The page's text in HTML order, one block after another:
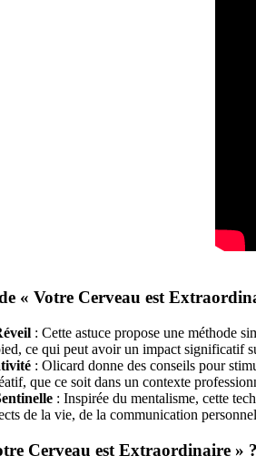
« Votre Cerveau est
: Cette astuce propose une méthode
ce qui peut avoir un impact significatif
: Olicard donne des conseils pour
que ce soit dans un contexte
: Inspirée du mentalisme, cette
de la vie, de la communication
Cerveau est Extraordinaire » ?